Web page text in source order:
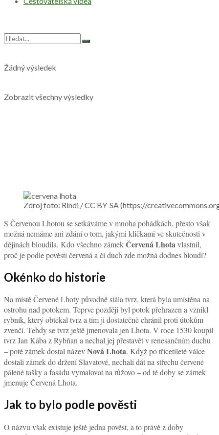
Žádný výsledek
Zobrazit všechny výsledky
Zdroj foto: Rindi / CC BY-SA (https://
S Červenou Lhotou se setkáváme v mnoha pohádkách, přesto však
možná nemáme ani zdání o tom, jakými kličkami ve skutečnosti v
dějinách bloudila. Kdo všechno zámekČervená Lhotavlastnil,
proč je podle pověsti červená a čí duch zde možná dodnes bloudí?
Okénko do historie
Na místě Červené Lhoty původně stála tvrz, která byla umístěna na
ostrohu nad potokem. Teprve později byl potok přehrazen a vznikl
rybník, který obtékal tvrz a tím ji dostatečně chránil proti útokům
zvenčí. Tehdy se tvrz ještě jmenovala jen Lhota. V roce 1530 koupil
tvrz Jan Kába z Rybňan a nechal jej přestavět v renesančním duchu
– poté zámek dostal názevNová Lhota. Když po třicetileté válce
dostali zámek do držení Slavatové, nechali dát na střechu červené
pálené tašky a fasádu vymalovat na růžovo – od té doby se zámek
jmenuje Červená Lhota.
Jak to bylo podle pověsti
O názvu však existuje ještě jedna pověst, a to právě z doby